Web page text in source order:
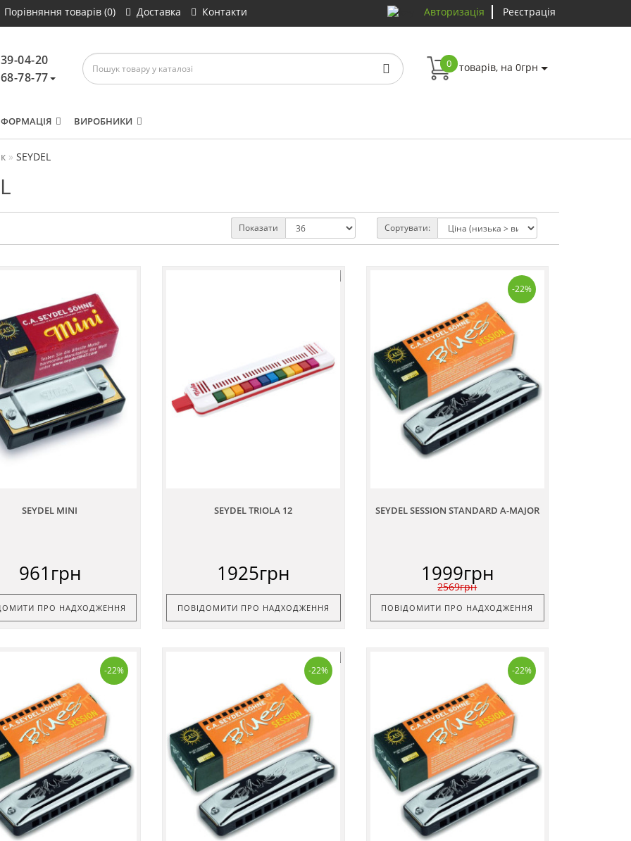
Порівняння товарів (0) Доставка Контакти Авторизація Реєстрація
04-20
78-77
0 товарів, на 0грн
ВИРОБНИКИ
SEYDEL
Сортувати:
Показати
SEYDEL MINI
961грн
ПРО НАДХОДЖЕННЯ
SEYDEL TRIOLA 12
1925грн
ПОВІДОМИТИ ПРО НАДХОДЖЕННЯ
-22%
SEYDEL SESSION STANDARD A-MAJOR
1999грн
2569грн
ПОВІДОМИТИ ПРО НАДХОДЖЕННЯ
-22% -22% -22%